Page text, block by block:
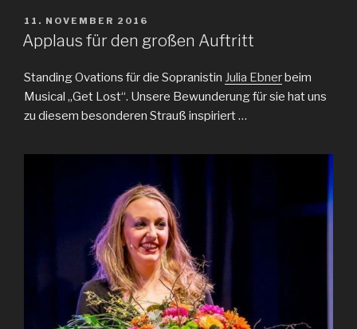
VERÖFFENTLICHT
AM
11. NOVEMBER 2016
Applaus für den großen Auftritt
Standing Ovations für die Sopranistin Julia Ebnerbeim
Musical „Get Lost“. Unsere Bewunderung für sie hat uns
zu diesem besonderen Strauß inspiriert …